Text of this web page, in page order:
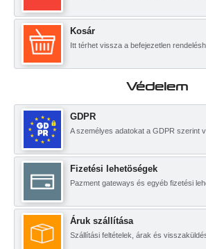
Kosár
Itt térhet vissza a befejezetlen
Védelem
GDPR
A személyes adatokat a GDPR szerint
Fizetési lehetöségek
Pazment gateways és egyéb fizetési
Áruk szállítása
Szállítási feltételek, árak és